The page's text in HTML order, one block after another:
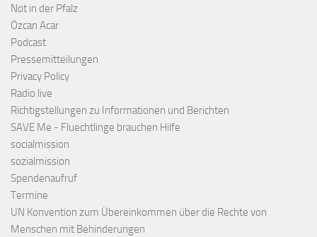
Not in der Pfalz
Özcan Acar
Podcast
Pressemitteilungen
Privacy Policy
Radio live
Richtigstellungen zu Informationen und Berichten
SAVE Me - Fluechtlinge brauchen Hilfe
socialmission
sozialmission
Spendenaufruf
Termine
UN Konvention zum Übereinkommen über die Rechte von
Menschen mit Behinderungen